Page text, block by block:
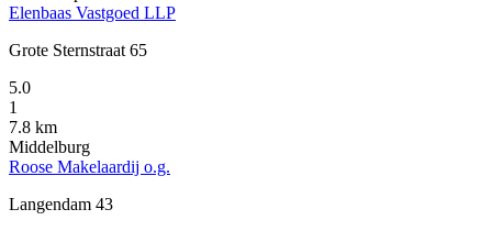
Elenbaas Vastgoed LLP
Grote Sternstraat 65
5.0
1
7.8 km
Middelburg
Roose Makelaardij o.g.
Langendam 43